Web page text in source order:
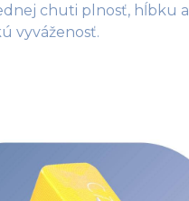
chuti plnosť, hĺbku a
vyváženosť.